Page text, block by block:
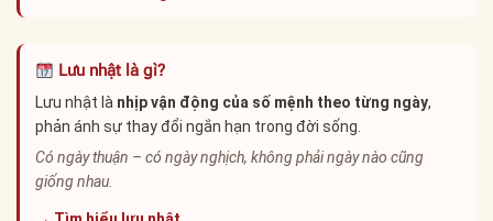
Lưu nhật là gì?
Lưu nhật là nhịp vận động của số mệnh theo từng ngày,
phản ánh sự thay đổi ngắn hạn trong đời sống.
Có ngày thuận – có ngày nghịch, không phải ngày nào cũng
giống nhau.